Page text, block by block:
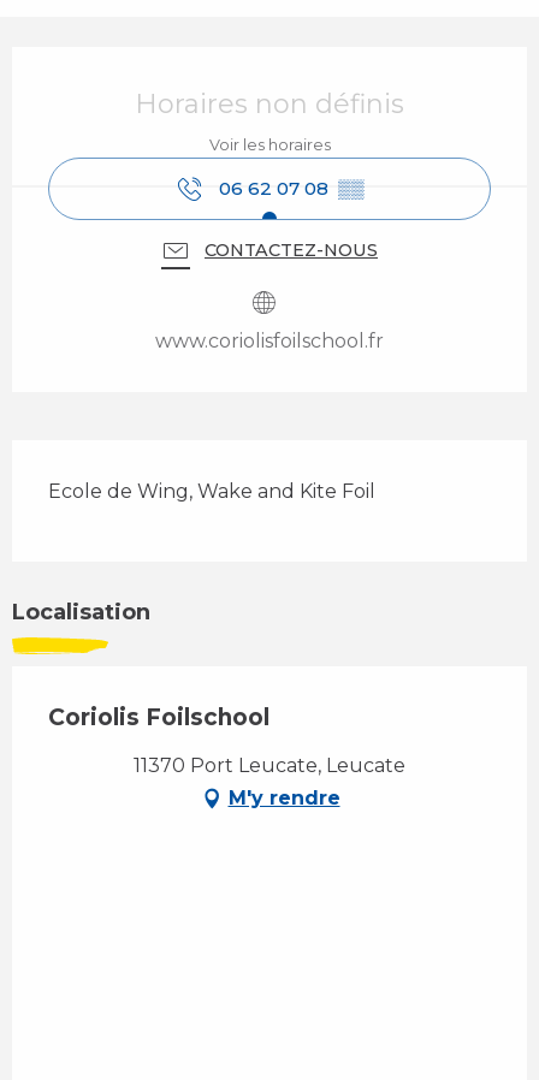
Horaires non définis
Voir les horaires
06 62 07 08 ▒▒
CONTACTEZ-NOUS
www.coriolisfoilschool.fr
Ecole de Wing, Wake and Kite Foil
Localisation
Coriolis Foilschool
11370 Port Leucate, Leucate
M'y rendre